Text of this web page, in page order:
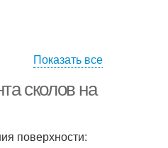
Показать все
сколов на
поверхности: